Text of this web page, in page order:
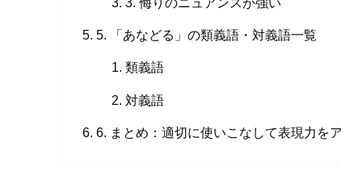
5. 「あなどる」の類義語・対義語一覧
類義語
対義語
6. まとめ：適切に使いこなして表現力を